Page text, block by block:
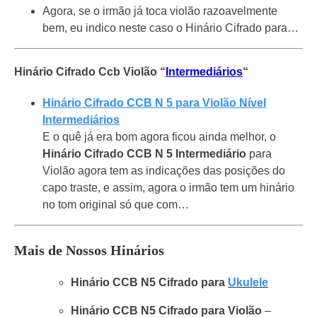
Agora, se o irmão já toca violão razoavelmente
bem, eu indico neste caso o Hinário Cifrado para…
Hinário Cifrado Ccb Violão “ Intermediários“
Hinário Cifrado CCB N 5 para Violão Nível
Intermediários
E o quê já era bom agora ficou ainda melhor, o
Hinário Cifrado CCB N 5 Intermediário para
Violão agora tem as indicações das posições do
capo traste, e assim, agora o irmão tem um hinário
no tom original só que com…
Mais de Nossos Hinários
Hinário CCB N5 Cifrado para Ukulele
Hinário CCB N5 Cifrado para Violão –